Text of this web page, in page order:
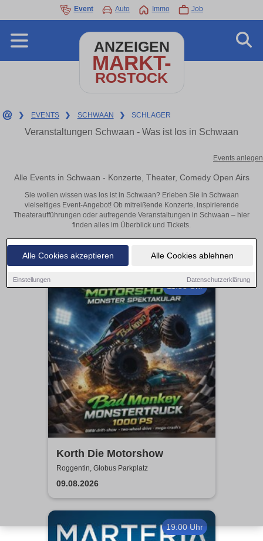
Alle Cookies akzeptieren Alle Cookies ablehnen
Einstellungen Datenschutzerklärung
Event Auto Immo Job
ANZEIGEN
MARKT-
ROSTOCK
❯ EVENTS ❯ SCHWAAN ❯ SCHLAGER
Veranstaltungen Schwaan - Was ist los in Schwaan
Events anlegen
Alle Events in Schwaan - Konzerte, Theater, Comedy Open Airs
Sie wollen wissen was los ist in Schwaan? Erleben Sie in Schwaan
vielseitiges Event-Angebot! Ob mitreißende Konzerte, inspirierende
Theateraufführungen oder aufregende Veranstaltungen in Schwaan – hier
finden alles im Überblick und Tickets.
11:00 Uhr
Korth Die Motorshow
Roggentin, Globus Parkplatz
09.08.2026
19:00 Uhr